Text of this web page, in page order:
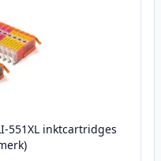
551XL inktcartridges